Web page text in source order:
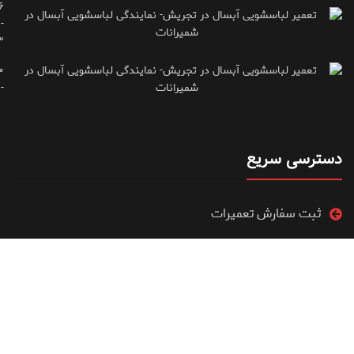
-
-
دسترسی سریع
ثبت سفارش تعمیرات
ویدیو آموزشی تعمیرات